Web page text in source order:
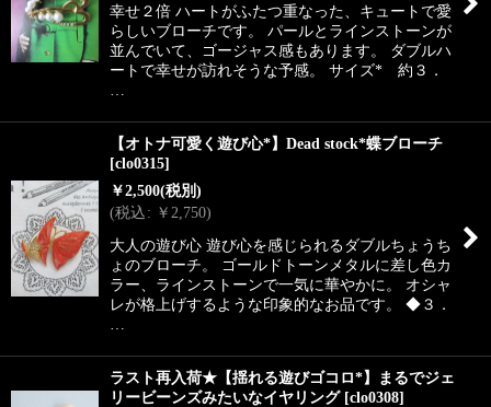
幸せ２倍 ハートがふたつ重なった、キュートで愛
らしいブローチです。 パールとラインストーンが
並んでいて、ゴージャス感もあります。 ダブルハ
ートで幸せが訪れそうな予感。 サイズ* 約３．
【オトナ可愛く遊び心*】Dead stock*蝶ブローチ
[clo0315]
￥2,500(税別)
(税込: ￥ 2,750)
大人の遊び心 遊び心を感じられるダブルちょうち
ょのブローチ。 ゴールドトーンメタルに差し色カ
ラー、ラインストーンで一気に華やかに。 オシャ
レが格上げするような印象的なお品です。 ◆３．
ラスト再入荷★【揺れる遊びゴコロ*】まるでジェ
リービーンズみたいなイヤリング [clo0308]